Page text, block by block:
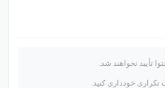
تأیید نخواهند شد.
تکراری خودداری کنید.